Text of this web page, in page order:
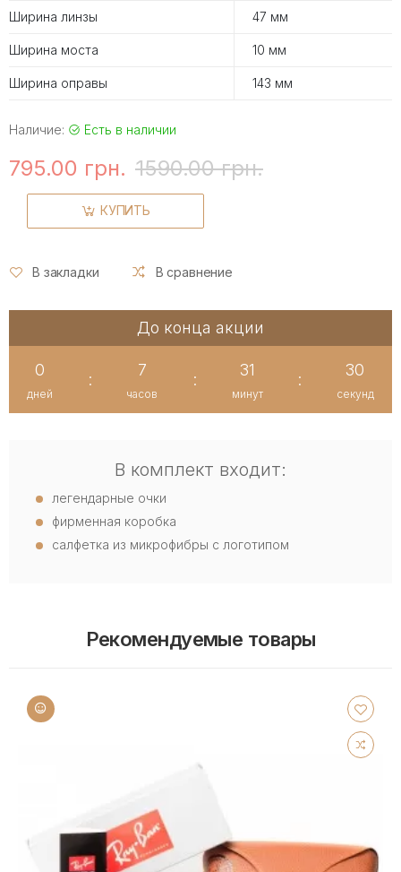
Ширина линзы 47 мм
Ширина моста 10 мм
Ширина оправы 143 мм
Наличие: Есть в наличии
795.00 грн. 1590.00 грн.
КУПИТЬ
В закладки В сравнение
До конца акции
0
дней
:
7
часов
:
31
минут
:
29
секунд
В комплект входит:
легендарные очки
фирменная коробка
салфетка из микрофибры с логотипом
Рекомендуемые товары